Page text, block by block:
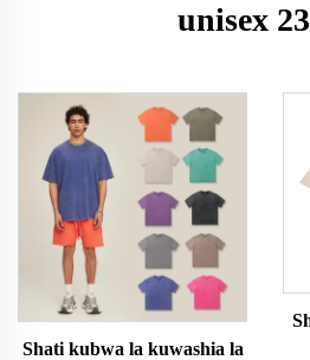
unisex
Shati kubwa la kuwashia la